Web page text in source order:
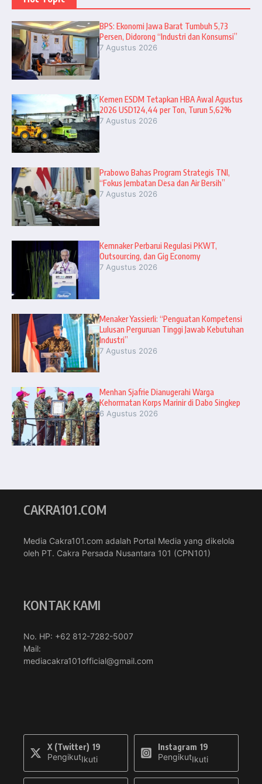
BPS: Ekonomi Jawa Barat Tumbuh 5,73
Persen, Didorong “Industri dan Konsumsi”
7 Agustus 2026
Kemen ESDM Tetapkan HBA Awal Agustus
2026 USD124,44 per Ton, Turun 5,62%
7 Agustus 2026
Prabowo Bahas Program Strategis TNI,
“Fokus Jembatan Desa dan Air Bersih”
7 Agustus 2026
Kemnaker Perbarui Regulasi PKWT,
Outsourcing, dan Gig Economy
7 Agustus 2026
Menaker Yassierli: “Penguatan Kompetensi
Lulusan Perguruan Tinggi Jawab Kebutuhan
Industri”
7 Agustus 2026
Menhan Sjafrie Dianugerahi Warga
Kehormatan Korps Marinir di Dabo Singkep
6 Agustus 2026
CAKRA101.COM
Media Cakra101.com adalah Portal Media yang dikelola
oleh PT. Cakra Persada Nusantara 101 (CPN101)
KONTAK KAMI
No. HP: +62 812-7282-5007
Mail:
mediacakra101official@gmail.com
X (Twitter) 19
PengikutIkuti
Instagram 19
PengikutIkuti